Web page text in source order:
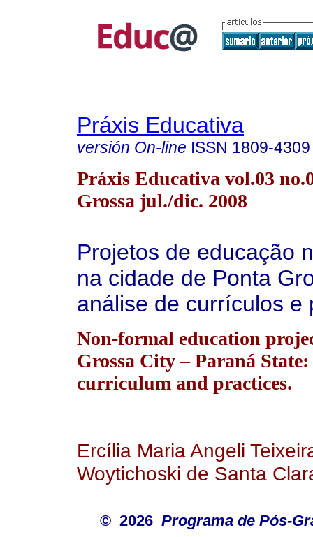
Práxis Educativa
versión On-line ISSN 1809-4309
Práxis Educativa vol.03
Grossa jul./dic. 2008
Projetos de educação
na cidade de Ponta
análise de currículos e
Non-formal education
Grossa City – Paraná
curriculum and practices.
Ercília Maria Angeli
Woytichoski de Santa
© 2026 Programa de Pós-